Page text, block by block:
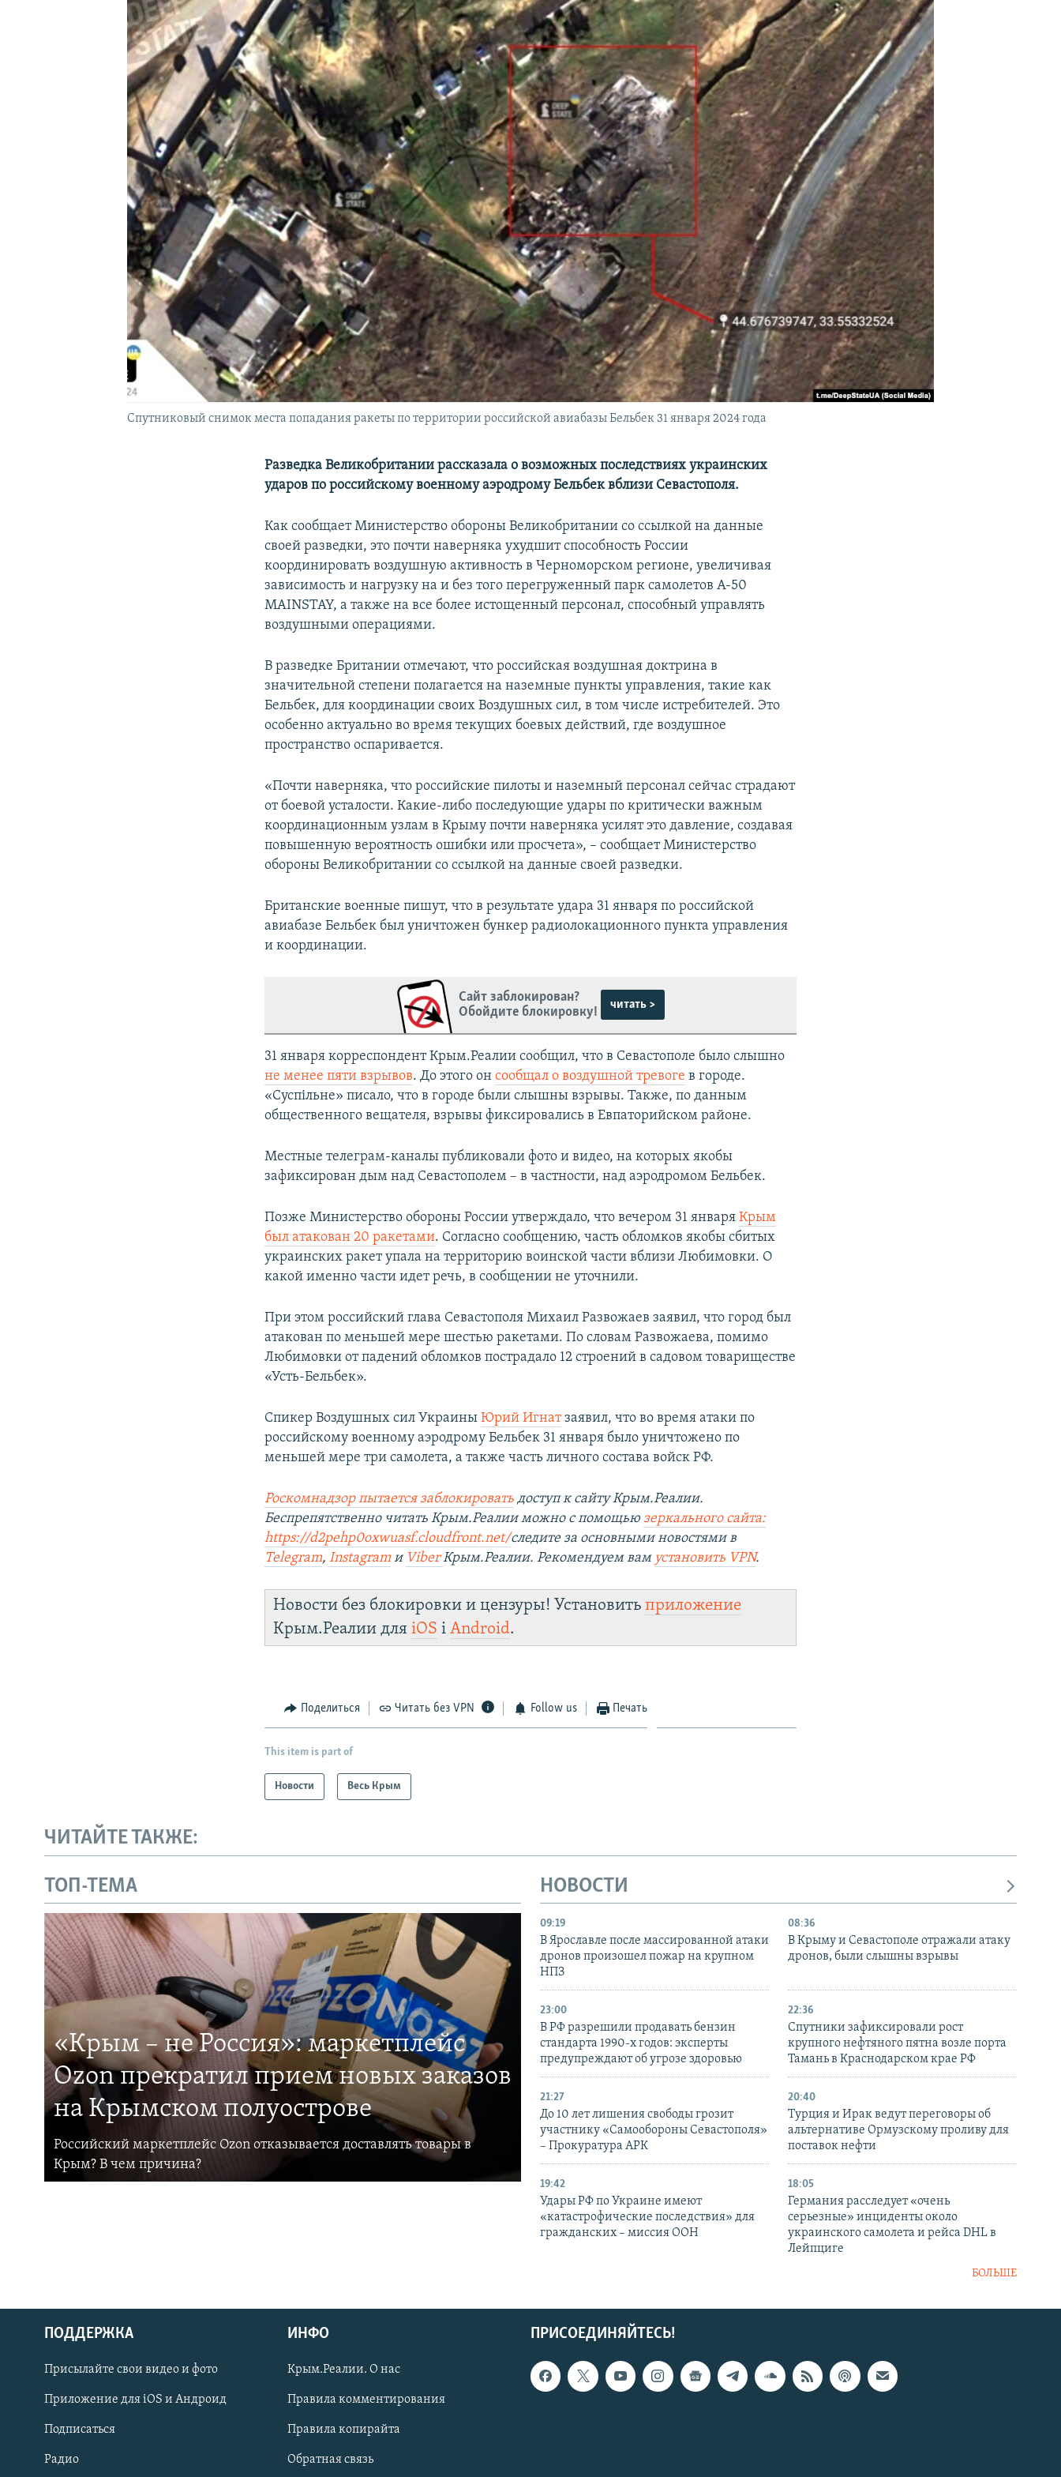
КРЫМ.НЕПОКОРЕННЫЙ
УКРАИНСКАЯ ПРОБЛЕМА КРЫМА
Українською
Qırımtatar
ПРИСОЕДИНЯЙТЕСЬ!
Спутниковый снимок места попадания ракеты по территории российской авиабазы Бельбек 31 января 2024 года
Разведка Великобритании рассказала о возможных последствиях украинских
ударов по российскому военному аэродрому Бельбек вблизи Севастополя.
Как сообщает Министерство обороны Великобритании со ссылкой на данные
своей разведки, это почти наверняка ухудшит способность России
координировать воздушную активность в Черноморском регионе, увеличивая
зависимость и нагрузку на и без того перегруженный парк самолетов А-50
MAINSTAY, а также на все более истощенный персонал, способный управлять
воздушными операциями.
В разведке Британии отмечают, что российская воздушная доктрина в
значительной степени полагается на наземные пункты управления, такие как
Бельбек, для координации своих Воздушных сил, в том числе истребителей. Это
особенно актуально во время текущих боевых действий, где воздушное
пространство оспаривается.
«Почти наверняка, что российские пилоты и наземный персонал сейчас страдают
от боевой усталости. Какие-либо последующие удары по критически важным
координационным узлам в Крыму почти наверняка усилят это давление, создавая
повышенную вероятность ошибки или просчета», – сообщает Министерство
обороны Великобритании со ссылкой на данные своей разведки.
Британские военные пишут, что в результате удара 31 января по российской
авиабазе Бельбек был уничтожен бункер радиолокационного пункта управления
и координации.
Сайт заблокирован?
Обойдите блокировку!
читать >
31 января корреспондент Крым.Реалии сообщил, что в Севастополе было слышно
не менее пяти взрывов. До этого онсообщал о воздушной тревоге в городе.
«Суспільне» писало, что в городе были слышны взрывы. Также, по данным
общественного вещателя, взрывы фиксировались в Евпаторийском районе.
Местные телеграм-каналы публиковали фото и видео, на которых якобы
зафиксирован дым над Севастополем – в частности, над аэродромом Бельбек.
Позже Министерство обороны России утверждало, что вечером 31 январяКрым
был атакован 20 ракетами. Согласно сообщению, часть обломков якобы сбитых
украинских ракет упала на территорию воинской части вблизи Любимовки. О
какой именно части идет речь, в сообщении не уточнили.
При этом российский глава Севастополя Михаил Развожаев заявил, что город был
атакован по меньшей мере шестью ракетами. По словам Развожаева, помимо
Любимовки от падений обломков пострадало 12 строений в садовом товариществе
«Усть-Бельбек».
Спикер Воздушных сил УкраиныЮрий Игнатзаявил, что во время атаки по
российскому военному аэродрому Бельбек 31 января было уничтожено по
меньшей мере три самолета, а также часть личного состава войск РФ.
Роскомнадзор пытается заблокировать доступ к сайту Крым.Реалии.
Беспрепятственно читать Крым.Реалии можно с помощьюзеркального сайта:
https://d2pehp0oxwuasf.cloudfront.net/следите за основными новостями в
Telegram,Instagram и ViberКрым.Реалии. Рекомендуем вам установить VPN.
Новости без блокировки и цензуры! Установитьприложение
Крым.Реалии дляiOS іAndroid.
Поделиться Читать без VPN Follow us Печать
This item is part of
Новости Весь Крым
ЧИТАЙТЕ ТАКЖЕ:
ТОП-ТЕМА
«Крым – не Россия»: маркетплейс
Ozon прекратил прием новых заказов
на Крымском полуострове
Российский маркетплейс Ozon отказывается доставлять товары в
Крым? В чем причина?
НОВОСТИ
09:19
В Ярославле после массированной атаки
дронов произошел пожар на крупном
НПЗ
08:36
В Крыму и Севастополе отражали атаку
дронов, были слышны взрывы
23:00
В РФ разрешили продавать бензин
стандарта 1990-х годов: эксперты
предупреждают об угрозе здоровью
22:36
Спутники зафиксировали рост
крупного нефтяного пятна возле порта
Тамань в Краснодарском крае РФ
21:27
До 10 лет лишения свободы грозит
участнику «Самообороны Севастополя»
– Прокуратура АРК
20:40
Турция и Ирак ведут переговоры об
альтернативе Ормузскому проливу для
поставок нефти
19:42
Удары РФ по Украине имеют
«катастрофические последствия» для
гражданских – миссия ООН
18:05
Германия расследует «очень
серьезные» инциденты около
украинского самолета и рейса DHL в
Лейпциге
БОЛЬШЕ
ПРИСОЕДИНЯЙТЕСЬ!
ПОДДЕРЖКА
Присылайте свои видео и фото
Приложение для iOS и Андроид
Подписаться
Радио
ИНФО
Крым.Реалии. О нас
Правила комментирования
Правила копирайта
Обратная связь